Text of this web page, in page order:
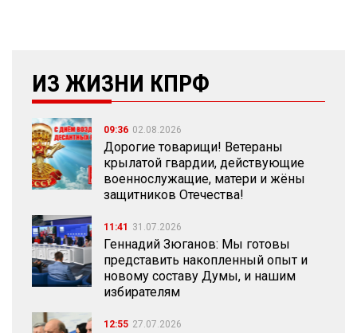
ИЗ ЖИЗНИ КПРФ
09:36 02.08.2026
Дорогие товарищи! Ветераны
крылатой гвардии, действующие
военнослужащие, матери и жёны
защитников Отечества!
11:41 31.07.2026
Геннадий Зюганов: Мы готовы
представить накопленный опыт и
новому составу Думы, и нашим
избирателям
12:55 27.07.2026